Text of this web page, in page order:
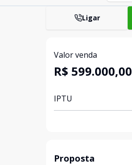
Ligar
Valor venda
R$ 599.000,00
IPTU
Proposta